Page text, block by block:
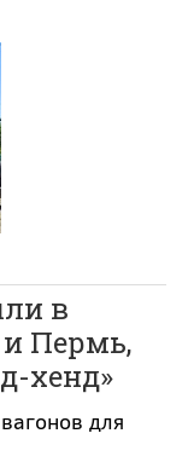
в
Пермь,
хенд»
для